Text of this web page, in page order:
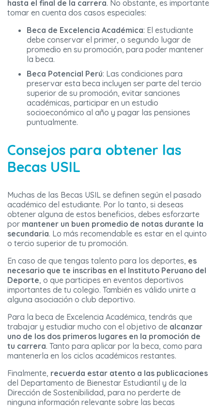
hasta el final de la carrera. No obstante, es importante
tomar en cuenta dos casos especiales:
Beca de Excelencia Académica: El estudiante
debe conservar el primer, o segundo lugar de
promedio en su promoción, para poder mantener
la beca.
Beca Potencial Perú: Las condiciones para
preservar esta beca incluyen ser parte del tercio
superior de su promoción, evitar sanciones
académicas, participar en un estudio
socioeconómico al año y pagar las pensiones
puntualmente.
Consejos para obtener las
Becas USIL
Muchas de las Becas USIL se definen según el pasado
académico del estudiante. Por lo tanto, si deseas
obtener alguna de estos beneficios, debes esforzarte
por mantener un buen promedio de notas durante la
secundaria. Lo más recomendable es estar en el quinto
o tercio superior de tu promoción.
En caso de que tengas talento para los deportes, es
necesario que te inscribas en el Instituto Peruano del
Deporte, o que participes en eventos deportivos
importantes de tu colegio. También es válido unirte a
alguna asociación o club deportivo.
Para la beca de Excelencia Académica, tendrás que
trabajar y estudiar mucho con el objetivo de alcanzar
uno de los dos primeros lugares en la promoción de
tu carrera. Tanto para aplicar por la beca, como para
mantenerla en los ciclos académicos restantes.
Finalmente, recuerda estar atento a las publicaciones
del Departamento de Bienestar Estudiantil y de la
Dirección de Sostenibilidad, para no perderte de
ninguna información relevante sobre las becas